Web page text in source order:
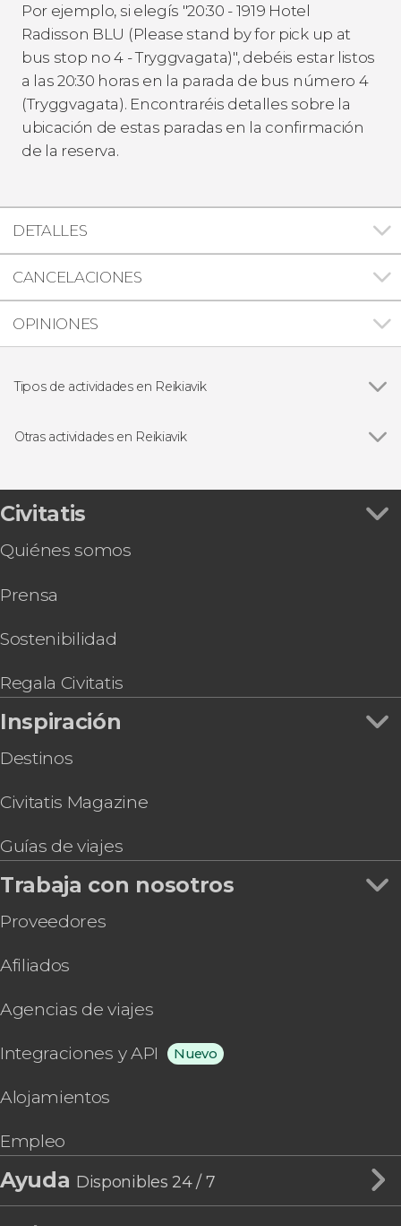
Por ejemplo, si elegís "20:30 - 1919 Hotel
Radisson BLU (Please stand by for pick up at
bus stop no 4 - Tryggvagata)", debéis estar listos
a las 20:30 horas en la parada de bus número 4
(Tryggvagata). Encontraréis detalles sobre la
ubicación de estas paradas en la confirmación
de la reserva.
DETALLES
CANCELACIONES
OPINIONES
Tipos de actividades en Reikiavik
Excursiones de un día
Otras actividades en Reikiavik
Tour de auroras boreales en Islandia
Entrada al Museo Perlan
Transporte de Reikiavik al aeropuerto Keflavik
Transporte del aeropuerto Keflavik a Reikiavik
Autobús turístico de Reikiavik
Civitatis
Quiénes somos
Prensa
Sostenibilidad
Regala Civitatis
Inspiración
Destinos
Civitatis Magazine
Guías de viajes
Trabaja con nosotros
Proveedores
Afiliados
Agencias de viajes
Integraciones y API Nuevo
Alojamientos
Empleo
Ayuda Disponibles 24 / 7